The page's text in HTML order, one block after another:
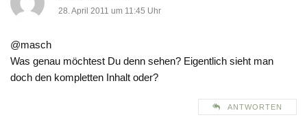
28. April 2011 um 11:45 Uhr
@masch
Was genau möchtest Du denn sehen? Eigentlich sieht man
doch den kompletten Inhalt oder?
ANTWORTEN